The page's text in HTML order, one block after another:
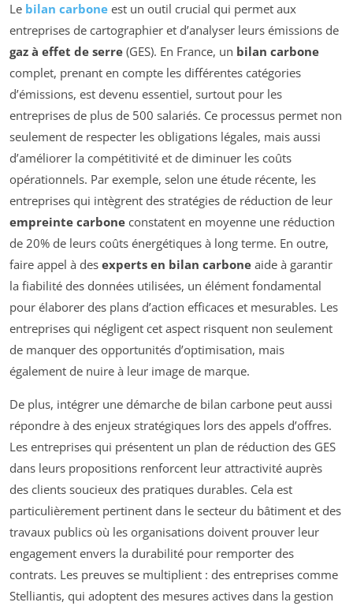
Le bilan carbone est un outil crucial qui permet aux
entreprises de cartographier et d’analyser leurs émissions de
gaz à effet de serre (GES). En France, un bilan carbone
complet, prenant en compte les différentes catégories
d’émissions, est devenu essentiel, surtout pour les
entreprises de plus de 500 salariés. Ce processus permet non
seulement de respecter les obligations légales, mais aussi
d’améliorer la compétitivité et de diminuer les coûts
opérationnels. Par exemple, selon une étude récente, les
entreprises qui intègrent des stratégies de réduction de leur
empreinte carbone constatent en moyenne une réduction
de 20% de leurs coûts énergétiques à long terme. En outre,
faire appel à des experts en bilan carbone aide à garantir
la fiabilité des données utilisées, un élément fondamental
pour élaborer des plans d’action efficaces et mesurables. Les
entreprises qui négligent cet aspect risquent non seulement
de manquer des opportunités d’optimisation, mais
également de nuire à leur image de marque.
De plus, intégrer une démarche de bilan carbone peut aussi
répondre à des enjeux stratégiques lors des appels d’offres.
Les entreprises qui présentent un plan de réduction des GES
dans leurs propositions renforcent leur attractivité auprès
des clients soucieux des pratiques durables. Cela est
particulièrement pertinent dans le secteur du bâtiment et des
travaux publics où les organisations doivent prouver leur
engagement envers la durabilité pour remporter des
contrats. Les preuves se multiplient : des entreprises comme
Stelliantis, qui adoptent des mesures actives dans la gestion